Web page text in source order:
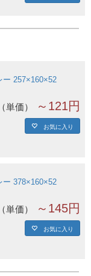
ー 257×160×52
単価 ～121円
お気に入り
ー 378×160×52
単価 ～145円
お気に入り